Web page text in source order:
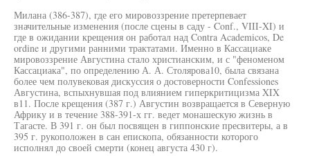
Милана (386-387), где его мировоззрение претерпевает
значительные изменения (после сцены в саду - Conf., VIII-XI) и
где в ожидании крещения он работал над Contra Academicos, De
ordine и другими ранними трактатами. Именно в Кассациаке
мировоззрение Августина стало христианским, и с "феноменом
Кассациака", по определению А. А. Столярова10, была связана
более чем полувековая дискуссия о достоверности Confessiones
Августина, вспыхнувшая под влиянием гиперкритицизма XIX
в11. После крещения (387 г.) Августин возвращается в Северную
Африку и в течение 388-391-х гг. ведет монашескую жизнь в
Тагасте. В 391 г. он был посвящен в гиппонские пресвитеры, а в
395 г. рукоположен в сан епископа, обязанности которого
исполнял до своей смерти (конец августа 430 г).